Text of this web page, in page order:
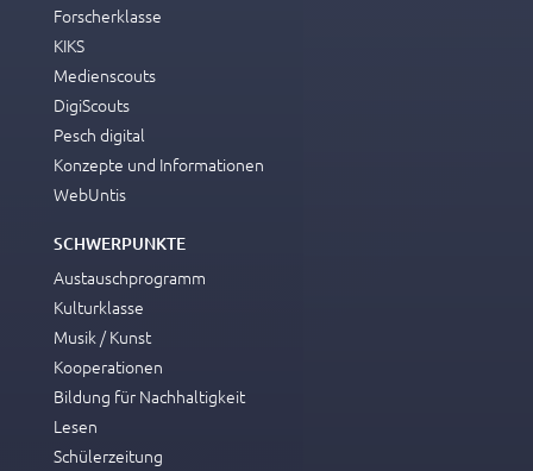
Forscherklasse
KIKS
Medienscouts
DigiScouts
Pesch digital
Konzepte und Informationen
WebUntis
SCHWERPUNKTE
Austauschprogramm
Kulturklasse
Musik / Kunst
Kooperationen
Bildung für Nachhaltigkeit
Lesen
Schülerzeitung